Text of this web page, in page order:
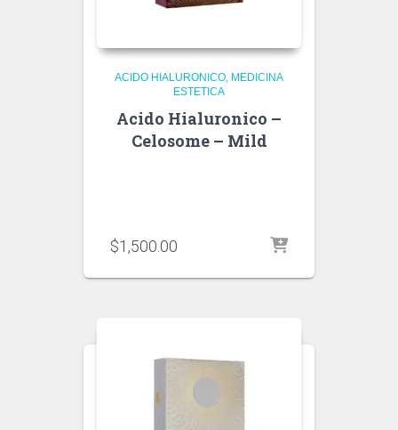
ACIDO HIALURONICO MEDICINA
ESTETICA
Acido Hialuronico –
Celosome – Mild
$1,500.00